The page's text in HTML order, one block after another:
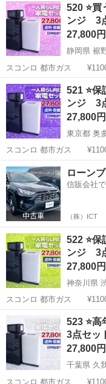
520 ⭐️
ンジ 3
27,800円
静岡県 裾
スコンロ 都市ガス
静岡 裾野市 裾野駅
521 ⭐️
ンジ 3
27,800円
東京都 奥
スコンロ 都市ガス
東京 西多摩郡 奥
ローン
信販会社
（株）ICT
522 ⭐️
ンジ 3
27,800円
神奈川県
スコンロ 都市ガス
秦野市 渋沢
523 ⭐️
3点セッ
27,800円
千葉県 久
スコンロ 都市ガス